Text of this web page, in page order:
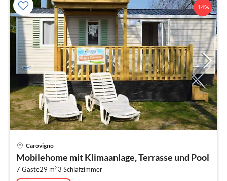
14%
Carovigno
Mobilehome mit Klimaanlage, Terrasse und Pool
7 Gäste29 m23 Schlafzimmer